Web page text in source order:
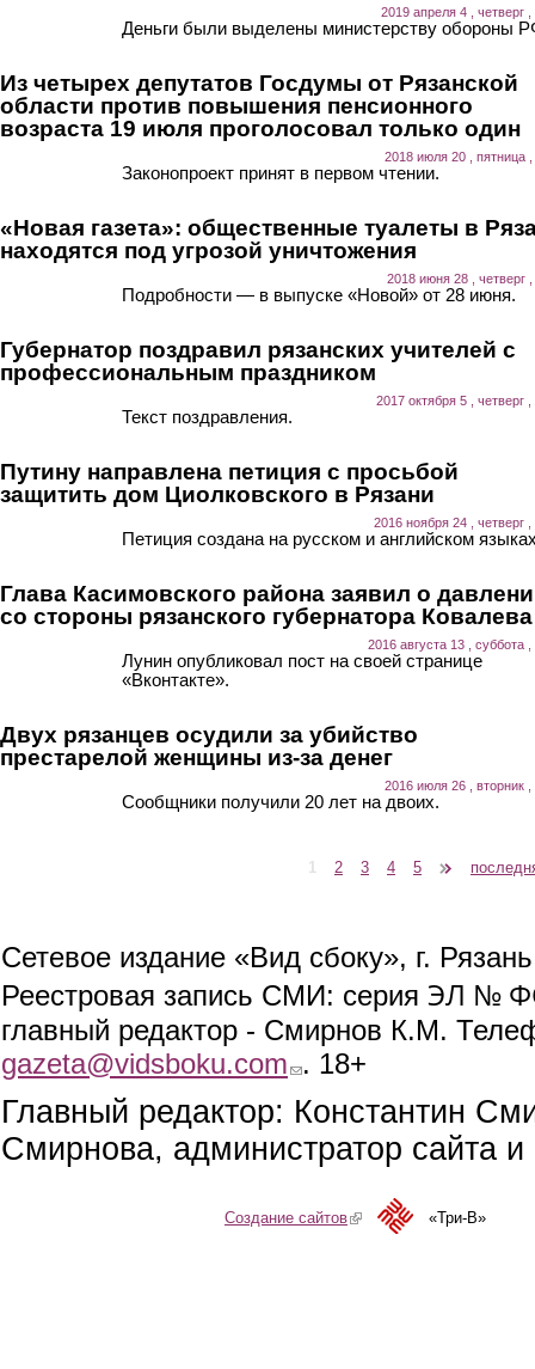
2019 апреля 4 , четверг ,
Деньги были выделены министерству обороны
Из четырех депутатов Госдумы от Рязанской
области против повышения пенсионного
возраста 19 июля проголосовал только один
2018 июля 20 , пятница ,
Законопроект принят в первом чтении.
«Новая газета»: общественные туалеты в
находятся под угрозой уничтожения
2018 июня 28 , четверг ,
Подробности — в выпуске «Новой» от 28 июня.
Губернатор поздравил рязанских учителей с
профессиональным праздником
2017 октября 5 , четверг
Текст поздравления.
Путину направлена петиция с просьбой
защитить дом Циолковского в Рязани
2016 ноября 24 , четверг ,
Петиция создана на русском и английском
Глава Касимовского района заявил о
со стороны рязанского губернатора Ковалева
2016 августа 13 , суббота ,
Лунин опубликовал пост на своей странице
«Вконтакте».
Двух рязанцев осудили за убийство
престарелой женщины из-за денег
2016 июля 26 , вторник ,
Сообщники получили 20 лет на двоих.
1 2 3 4 5
Сетевое издание «Вид сбоку», г.
Реестровая запись СМИ: серия ЭЛ №
главный редактор - Смирнов К.М.
gazeta@vidsboku.com (link sends e-mail)
. 18+
Главный редактор: Константин
Смирнова, администратор сайта
Создание сайтов(link is external)«Три-В»